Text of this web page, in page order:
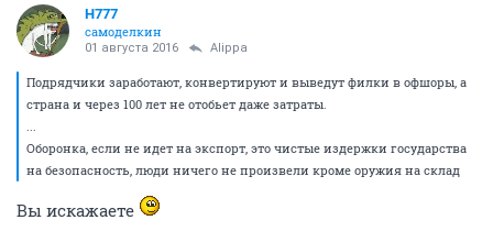
H777
самоделкин
01 августа 2016 Alippa
Подрядчики заработают, конвертируют и выведут филки в офшоры, а
страна и через 100 лет не отобьет даже затраты.
...
Оборонка, если не идет на экспорт, это чистые издержки государства
на безопасность, люди ничего не произвели кроме оружия на склад
Вы искажаете